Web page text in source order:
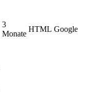
3
Monate
HTML Google